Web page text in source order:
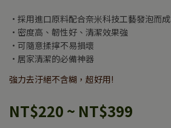
•採用進口原料配合奈米科技工藝發泡而成
•密度高、韌性好、清潔效果強
•可隨意揉擰不易損壞
•居家清潔的必備神器
強力去汙絕不含糊，超好用!
NT$220 ~ NT$399